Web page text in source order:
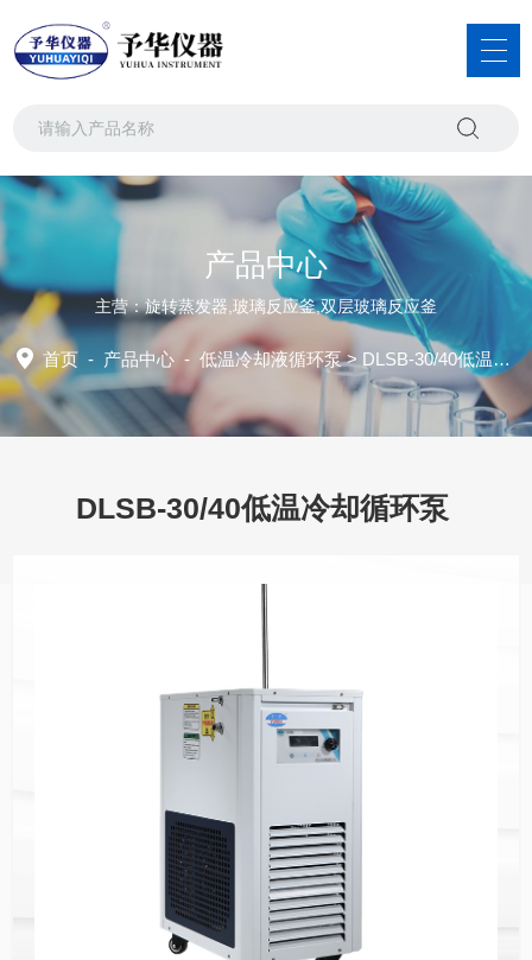
产品中心
主营：旋转蒸发器,玻璃反应釜,双层玻璃反应釜
首页 - 产品中心 -低温冷却液循环泵> DLSB-30/40低温冷却循环泵
DLSB-30/40低温冷却循环泵